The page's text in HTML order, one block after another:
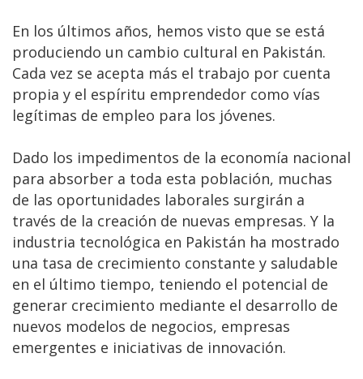
En los últimos años, hemos visto que se está
produciendo un cambio cultural en Pakistán.
Cada vez se acepta más el trabajo por cuenta
propia y el espíritu emprendedor como vías
legítimas de empleo para los jóvenes.
Dado los impedimentos de la economía nacional
para absorber a toda esta población, muchas
de las oportunidades laborales surgirán a
través de la creación de nuevas empresas. Y la
industria tecnológica en Pakistán ha mostrado
una tasa de crecimiento constante y saludable
en el último tiempo, teniendo el potencial de
generar crecimiento mediante el desarrollo de
nuevos modelos de negocios, empresas
emergentes e iniciativas de innovación.